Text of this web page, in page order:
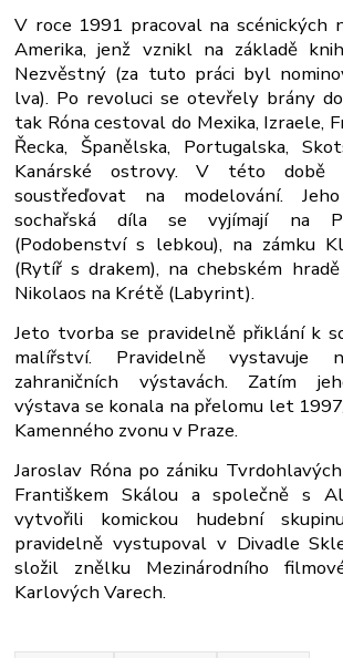
V roce 1991 pracoval na scénických
Amerika, jenž vznikl na základě
Nezvěstný (za tuto práci byl
lva). Po revoluci se otevřely brány
tak Róna cestoval do Mexika, Izraele,
Řecka, Španělska, Portugalska,
Kanárské ostrovy. V této době
soustřeďovat na modelování.
sochařská díla se vyjímají na
(Podobenství s lebkou), na zámku
(Rytíř s drakem), na chebském
Nikolaos na Krétě (Labyrint).
Jeto tvorba se pravidelně přiklání k
malířství. Pravidelně vystavuje
zahraničních výstavách. Zatím
výstava se konala na přelomu let
Kamenného zvonu v Praze.
Jaroslav Róna po zániku
Františkem Skálou a společně s
vytvořili komickou hudební
pravidelně vystupoval v Divadle
složil znělku Mezinárodního
Karlových Varech.